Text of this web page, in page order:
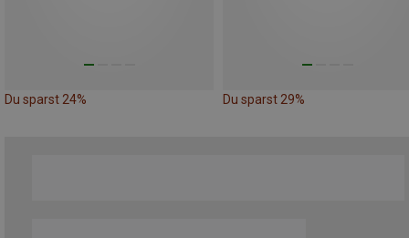
Du sparst 24% Du sparst 29%